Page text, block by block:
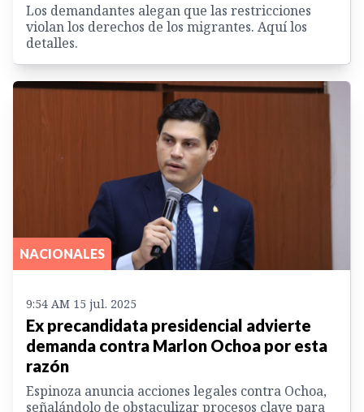
Los demandantes alegan que las restricciones
violan los derechos de los migrantes. Aquí los
detalles.
NACIONALES
9:54 AM 15 jul. 2025
Ex precandidata presidencial advierte
demanda contra Marlon Ochoa por esta
razón
Espinoza anuncia acciones legales contra Ochoa,
señalándolo de obstaculizar procesos clave para